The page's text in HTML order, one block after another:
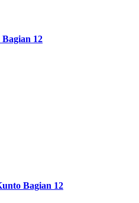
12
Bagian 12